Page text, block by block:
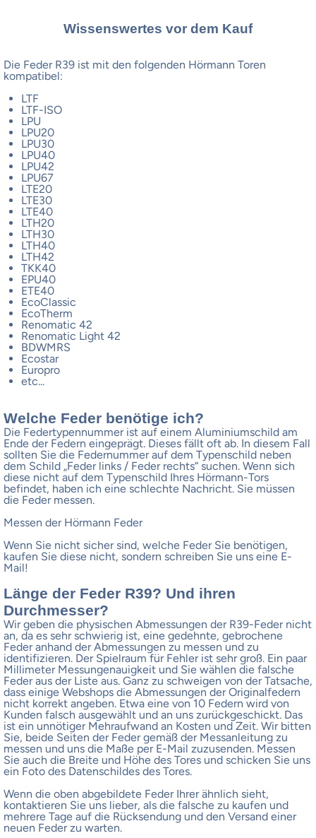
Wissenswertes vor dem Kauf
Die Feder R39 ist mit den folgenden Hörmann Toren
kompatibel:
LTF
LTF-ISO
LPU
LPU20
LPU30
LPU40
LPU42
LPU67
LTE20
LTE30
LTE40
LTH20
LTH30
LTH40
LTH42
TKK40
EPU40
ETE40
EcoClassic
EcoTherm
Renomatic 42
Renomatic Light 42
BDWMRS
Ecostar
Europro
etc...
Welche Feder benötige ich?
Die Federtypennummer ist auf einem Aluminiumschild am
Ende der Federn eingeprägt. Dieses fällt oft ab. In diesem Fall
sollten Sie die Federnummer auf dem Typenschild neben
dem Schild „Feder links / Feder rechts“ suchen. Wenn sich
diese nicht auf dem Typenschild Ihres Hörmann-Tors
befindet, haben ich eine schlechte Nachricht. Sie müssen
die Feder messen.
Messen der Hörmann Feder
Wenn Sie nicht sicher sind, welche Feder Sie benötigen,
kaufen Sie diese nicht, sondern schreiben Sie uns eine E-
Mail!
Länge der Feder R39? Und ihren
Durchmesser?
Wir geben die physischen Abmessungen der R39-Feder nicht
an, da es sehr schwierig ist, eine gedehnte, gebrochene
Feder anhand der Abmessungen zu messen und zu
identifizieren. Der Spielraum für Fehler ist sehr groß. Ein paar
Millimeter Messungenauigkeit und Sie wählen die falsche
Feder aus der Liste aus. Ganz zu schweigen von der Tatsache,
dass einige Webshops die Abmessungen der Originalfedern
nicht korrekt angeben. Etwa eine von 10 Federn wird von
Kunden falsch ausgewählt und an uns zurückgeschickt. Das
ist ein unnötiger Mehraufwand an Kosten und Zeit. Wir bitten
Sie, beide Seiten der Feder gemäß der Messanleitung zu
messen und uns die Maße per E-Mail zuzusenden. Messen
Sie auch die Breite und Höhe des Tores und schicken Sie uns
ein Foto des Datenschildes des Tores.
Wenn die oben abgebildete Feder Ihrer ähnlich sieht,
kontaktieren Sie uns lieber, als die falsche zu kaufen und
mehrere Tage auf die Rücksendung und den Versand einer
neuen Feder zu warten.